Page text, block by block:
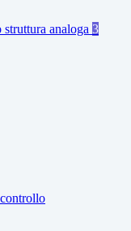
analoga 3